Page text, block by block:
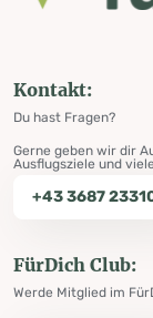
Kontakt:
Du hast Fragen?
Gerne geben wir dir
Ausflugsziele und
+43 3687
FürDich Club:
Werde Mitglied im